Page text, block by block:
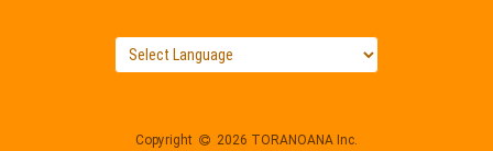
Copyright 2026 TORANOANA Inc.